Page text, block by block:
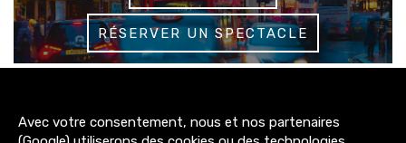
RÉSERVER UN SPECTACLE
3200+
abonnés
Avec votre consentement, nous et nos partenaires